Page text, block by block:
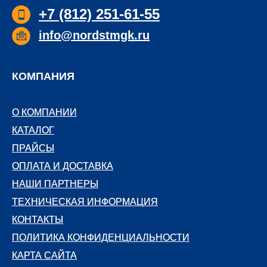
+7 (812) 251-61-55
info@nordstmgk.ru
О КОМПАНИИ
О КОМПАНИИ
КАТАЛОГ
КАТАЛОГ
ПРАЙСЫ
ПРАЙСЫ
ОПЛАТА И ДОСТАВКА
ОПЛАТА И ДОСТАВКА
КОМПАНИЯ
НАШИ ПАРТНЕРЫ
НАШИ ПАРТНЕРЫ
ТЕХНИЧЕСКАЯ ИНФОРМАЦИЯ
ТЕХНИЧЕСКАЯ ИНФОРМАЦИЯ
КОНТАКТЫ
КОНТАКТЫ
ПОЛИТИКА КОНФИДЕНЦИАЛЬНОСТИ
ПОЛИТИКА КОНФИДЕНЦИАЛЬНОСТИ
КАРТА САЙТА
КАРТА САЙТА